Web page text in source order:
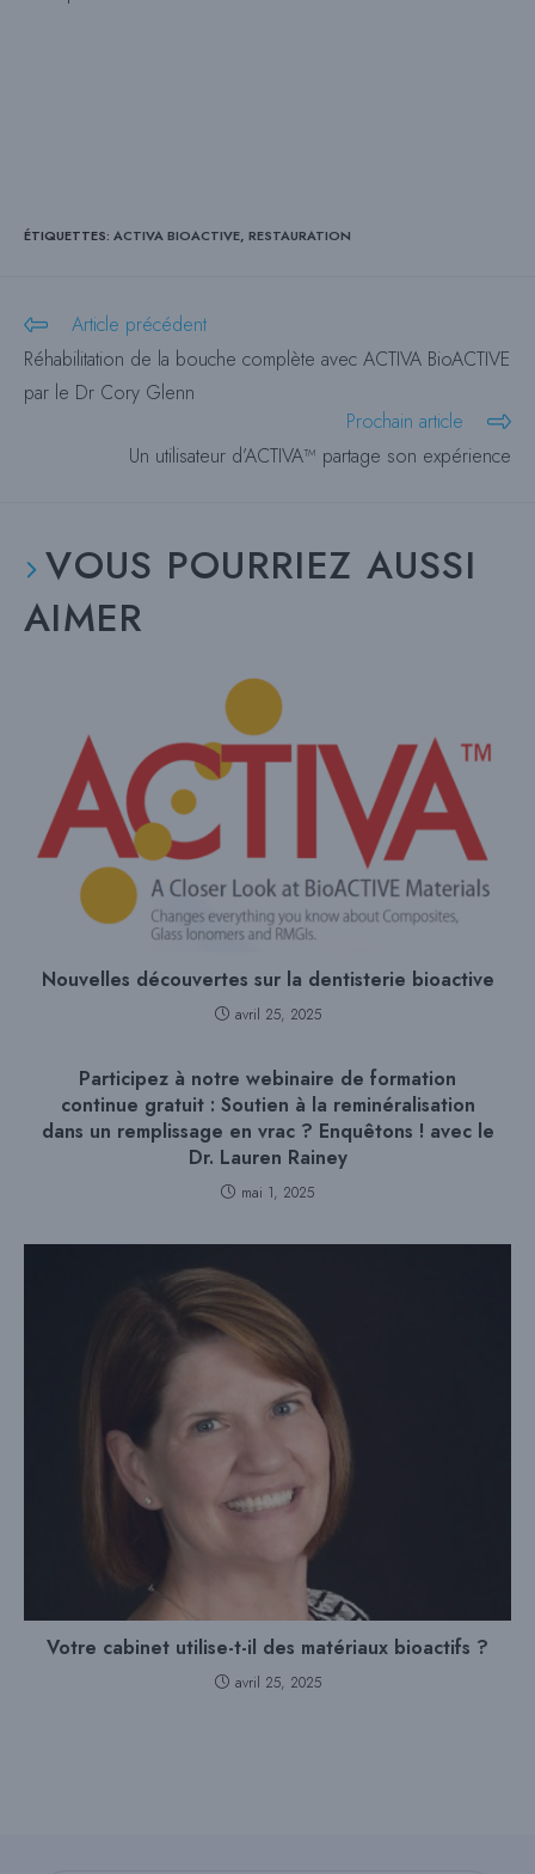
ÉTIQUETTES: ACTIVA BIOACTIVE, RESTAURATION
Lire
plus
d'articles
Article précédent
Réhabilitation de la bouche complète avec ACTIVA BioACTIVE
par le Dr Cory Glenn
Prochain article
Un utilisateur d’ACTIVA™ partage son expérience
VOUS POURRIEZ AUSSI
AIMER
Nouvelles découvertes sur la dentisterie bioactive
avril 25, 2025
Participez à notre webinaire de formation
continue gratuit : Soutien à la reminéralisation
dans un remplissage en vrac ? Enquêtons ! avec le
Dr. Lauren Rainey
mai 1, 2025
Votre cabinet utilise-t-il des matériaux bioactifs ?
avril 25, 2025